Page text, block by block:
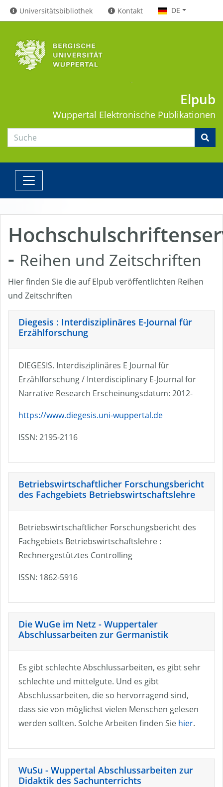
Universitätsbibliothek Kontakt DE
Elpub
Wuppertal Elektronische Publikationen
- Reihen und Zeitschriften
Hier finden Sie die auf Elpub veröffentlichten Reihen
und Zeitschriften
Diegesis : Interdisziplinäres E-Journal für
Erzählforschung
DIEGESIS. Interdisziplinäres E Journal für
Erzählforschung / Interdisciplinary E-Journal for
Narrative Research Erscheinungsdatum: 2012-
https://www.diegesis.uni-wuppertal.de
ISSN: 2195-2116
Betriebswirtschaftlicher Forschungsbericht
des Fachgebiets Betriebswirtschaftslehre
Betriebswirtschaftlicher Forschungsbericht des
Fachgebiets Betriebswirtschaftslehre :
Rechnergestütztes Controlling
ISSN: 1862-5916
Die WuGe im Netz - Wuppertaler
Abschlussarbeiten zur Germanistik
Es gibt schlechte Abschlussarbeiten, es gibt sehr
schlechte und mittelgute. Und es gibt
Abschlussarbeiten, die so hervorragend sind,
dass sie von möglichst vielen Menschen gelesen
werden sollten. Solche Arbeiten finden Sie hier.
WuSu - Wuppertal Abschlussarbeiten zur
Didaktik des Sachunterrichts